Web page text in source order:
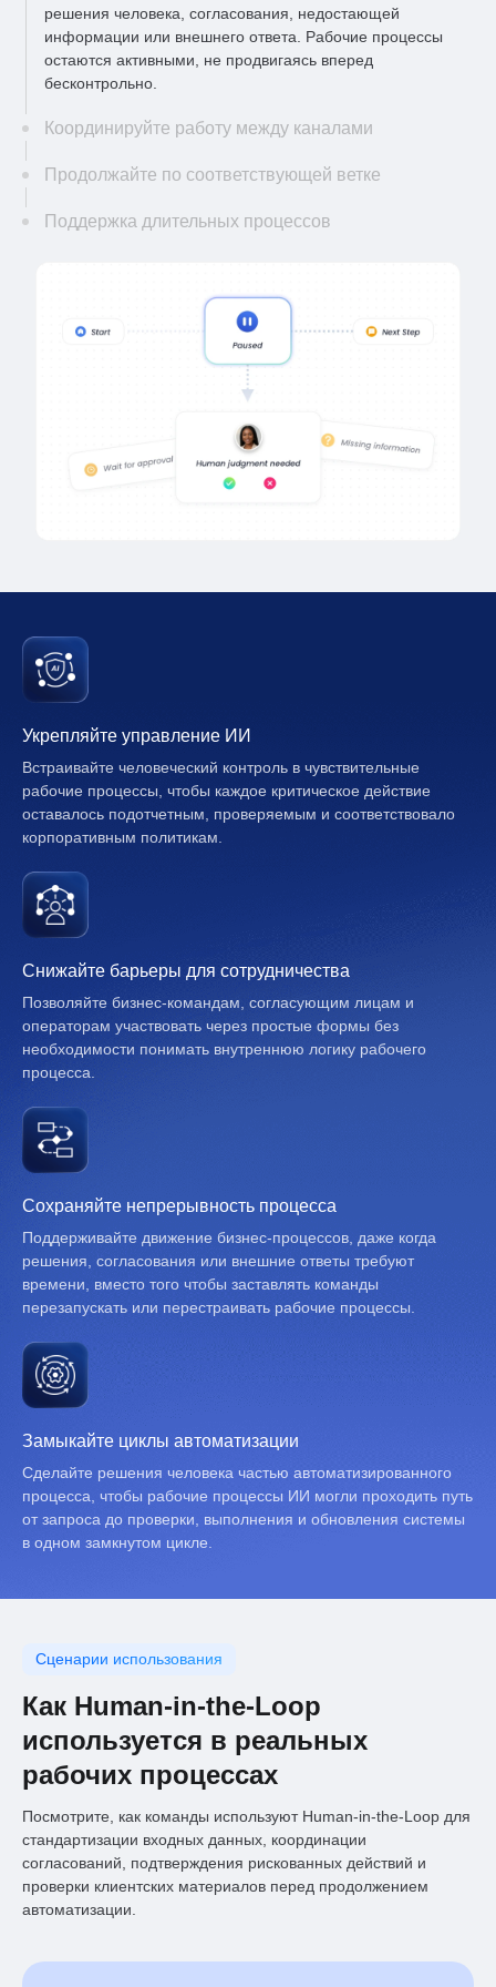
решения человека, согласования, недостающей
информации или внешнего ответа. Рабочие процессы
остаются активными, не продвигаясь вперед
бесконтрольно.
Координируйте работу между каналами
Продолжайте по соответствующей ветке
Поддержка длительных процессов
Укрепляйте управление ИИ
Встраивайте человеческий контроль в чувствительные
рабочие процессы, чтобы каждое критическое действие
оставалось подотчетным, проверяемым и соответствовало
корпоративным политикам.
Снижайте барьеры для сотрудничества
Позволяйте бизнес-командам, согласующим лицам и
операторам участвовать через простые формы без
необходимости понимать внутреннюю логику рабочего
процесса.
Сохраняйте непрерывность процесса
Поддерживайте движение бизнес-процессов, даже когда
решения, согласования или внешние ответы требуют
времени, вместо того чтобы заставлять команды
перезапускать или перестраивать рабочие процессы.
Замыкайте циклы автоматизации
Сделайте решения человека частью автоматизированного
процесса, чтобы рабочие процессы ИИ могли проходить путь
от запроса до проверки, выполнения и обновления системы
в одном замкнутом цикле.
Сценарии использования
Как Human-in-the-Loop
используется в реальных
рабочих процессах
Посмотрите, как команды используют Human-in-the-Loop для
стандартизации входных данных, координации
согласований, подтверждения рискованных действий и
проверки клиентских материалов перед продолжением
автоматизации.